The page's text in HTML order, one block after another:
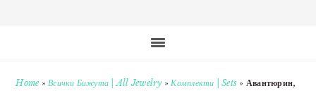
Home»Всички Бижута | All Jewelry »Комплекти | Sets » Авантюрин,